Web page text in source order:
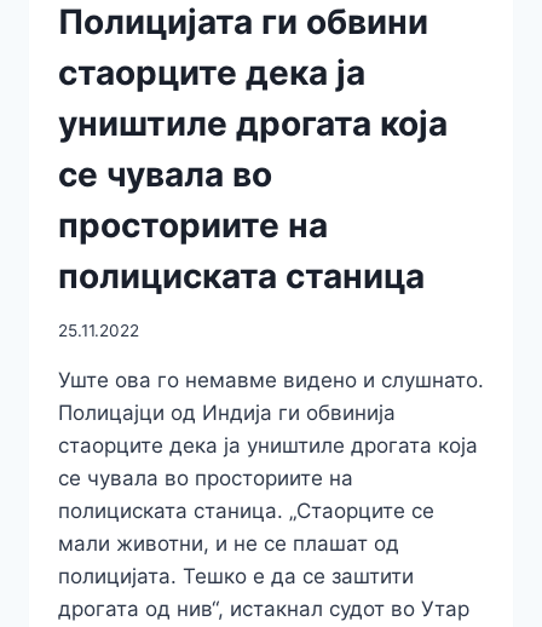
Полицијата ги обвини
стаорците дека ја
уништиле дрогата која
се чувала во
просториите на
полициската станица
25.11.2022
Уште ова го немавме видено и слушнато.
Полицајци од Индија ги обвинија
стаорците дека ја уништиле дрогата која
се чувала во просториите на
полициската станица. „Стаорците се
мали животни, и не се плашат од
полицијата. Тешко е да се заштити
дрогата од нив“, истакнал судот во Утар